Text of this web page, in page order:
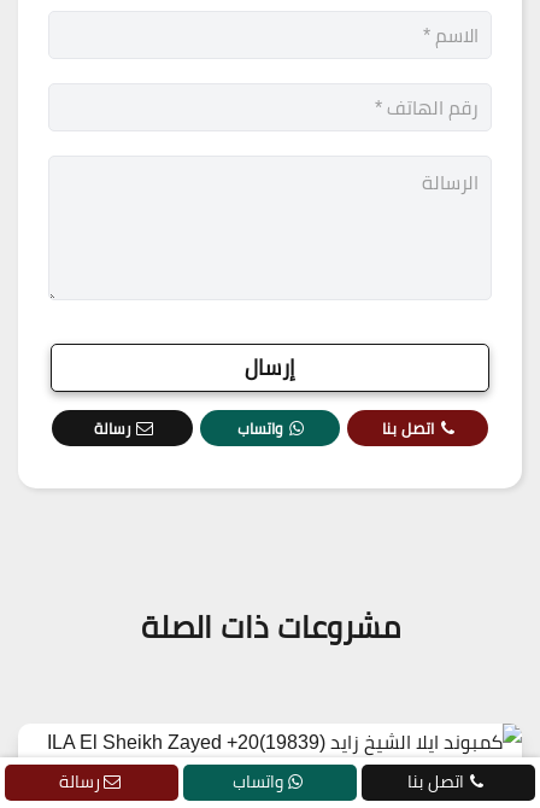
اتصل بنا واتساب رسالة
مشروعات ذات الصلة
اتصل بنا واتساب رسالة